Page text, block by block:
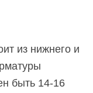
из нижнего и
быть 14-16